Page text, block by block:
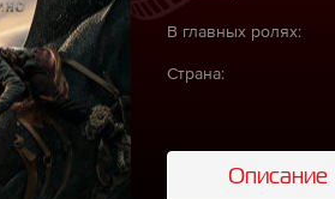
В главных ролях:
Страна:
Описание